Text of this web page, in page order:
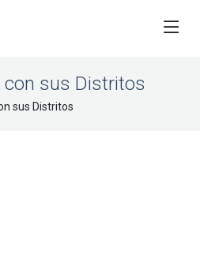
con sus Distritos
sus Distritos